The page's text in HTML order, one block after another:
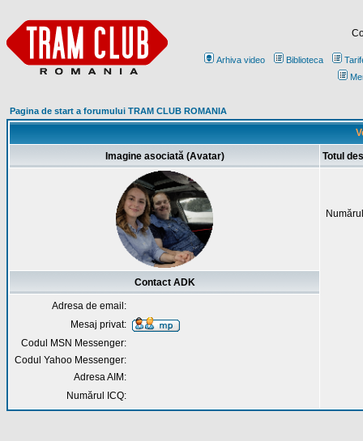
Arhiva video Biblioteca
Pagina de start a forumului TRAM CLUB ROMANIA
Imagine asociată (Avatar) Totul
Contact ADK
Adresa de email:
Mesaj privat:
Codul MSN Messenger:
Codul Yahoo Messenger:
Adresa AIM:
Numărul ICQ: